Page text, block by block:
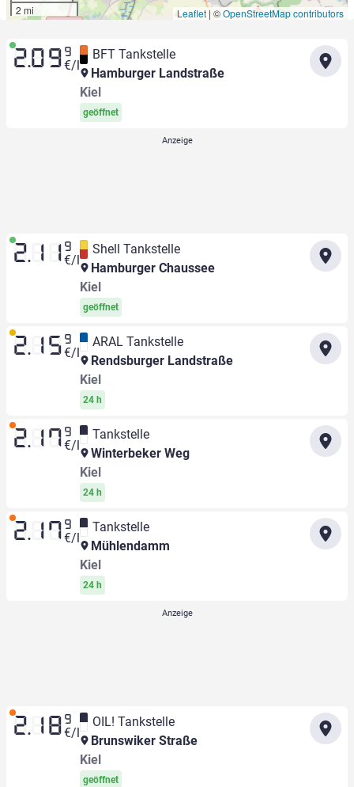
2 mi
Leaflet | ©OpenStreetMap contributors
2.09 9
€/l
BFT Tankstelle
Hamburger Landstraße
Kiel
geöffnet
2.11 9
€/l
Shell Tankstelle
Hamburger Chaussee
Kiel
geöffnet
2.15 9
€/l
ARAL Tankstelle
Rendsburger Landstraße
Kiel
24 h
2.17 9
€/l
Tankstelle
Winterbeker Weg
Kiel
24 h
2.17 9
€/l
Tankstelle
Mühlendamm
Kiel
24 h
2.18 9
€/l
OIL! Tankstelle
Brunswiker Straße
Kiel
geöffnet